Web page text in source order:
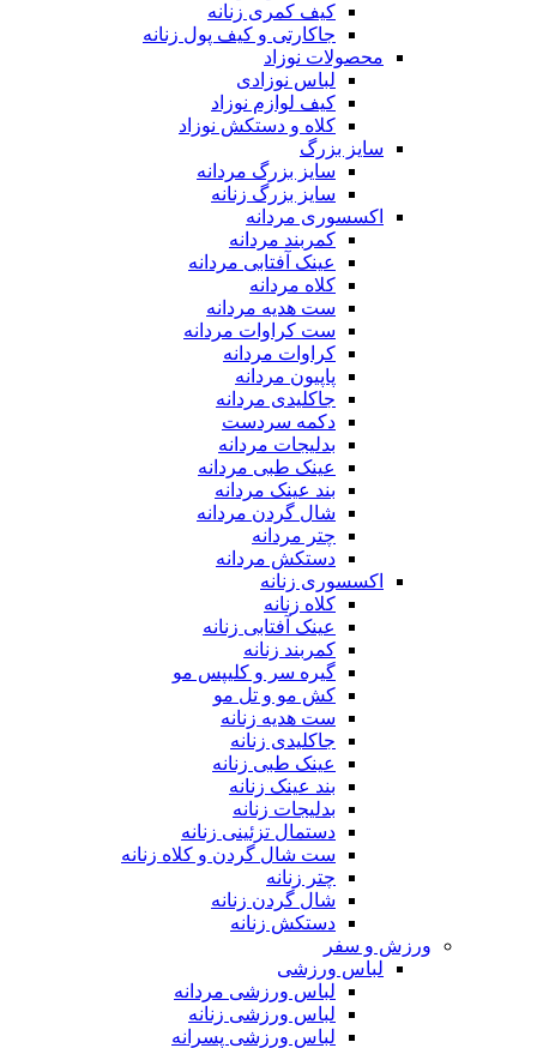
کیف کمری زنانه
جاکارتی و کیف پول زنانه
محصولات نوزاد
لباس نوزادی
کیف لوازم نوزاد
کلاه و دستکش نوزاد
سایز بزرگ
سایز بزرگ مردانه
سایز بزرگ زنانه
اکسسوری مردانه
کمربند مردانه
عینک آفتابی مردانه
کلاه مردانه
ست هدیه مردانه
ست کراوات مردانه
کراوات مردانه
پاپیون مردانه
جاکلیدی مردانه
دکمه سردست
بدلیجات مردانه
عینک طبی مردانه
بند عینک مردانه
شال گردن مردانه
چتر مردانه
دستکش مردانه
اکسسوری زنانه
کلاه زنانه
عینک آفتابی زنانه
کمربند زنانه
گیره سر و کلیپس مو
کش مو و تل مو
ست هدیه زنانه
جاکلیدی زنانه
عینک طبی زنانه
بند عینک زنانه
بدلیجات زنانه
دستمال تزئینی زنانه
ست شال گردن و کلاه زنانه
چتر زنانه
شال گردن زنانه
دستکش زنانه
ورزش و سفر
لباس ورزشی
لباس ورزشی مردانه
لباس ورزشی زنانه
لباس ورزشی پسرانه